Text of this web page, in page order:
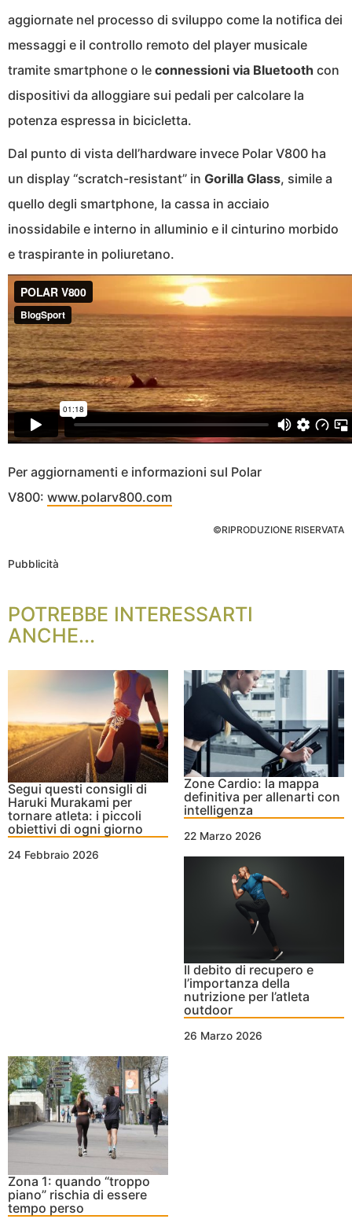
aggiornate nel processo di sviluppo come la notifica dei
messaggi e il controllo remoto del player musicale
tramite smartphone o le connessioni via Bluetooth con
dispositivi da alloggiare sui pedali per calcolare la
potenza espressa in bicicletta.
Dal punto di vista dell’hardware invece Polar V800 ha
un display “scratch-resistant” in Gorilla Glass, simile a
quello degli smartphone, la cassa in acciaio
inossidabile e interno in alluminio e il cinturino morbido
e traspirante in poliuretano.
Per aggiornamenti e informazioni sul Polar
V800: www.polarv800.com
©RIPRODUZIONE RISERVATA
Pubblicità
POTREBBE INTERESSARTI
ANCHE...
Segui questi consigli di
Haruki Murakami per
tornare atleta: i piccoli
obiettivi di ogni giorno
24 Febbraio 2026
Zone Cardio: la mappa
definitiva per allenarti con
intelligenza
22 Marzo 2026
Il debito di recupero e
l’importanza della
nutrizione per l’atleta
outdoor
26 Marzo 2026
Zona 1: quando “troppo
piano” rischia di essere
tempo perso